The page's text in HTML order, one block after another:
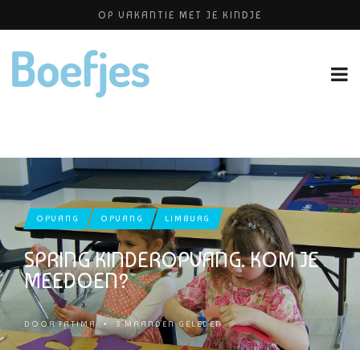
OP VAKANTIE MET JE KINDJE
ALLERZORG KRAAMZORG
OPVANG OPVANG LIMBURG
SPRING KINDEROPVANG. KOM JE
MEEDOEN?
DOOR FATIMA • 3 MAANDEN GELEDEN